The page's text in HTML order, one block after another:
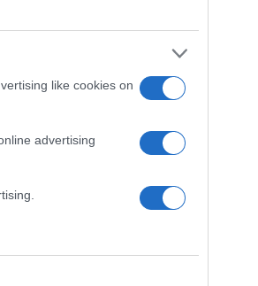
like cookies on
advertising
Babydoll dress: Μοιάζει με νυχτικό και είναι